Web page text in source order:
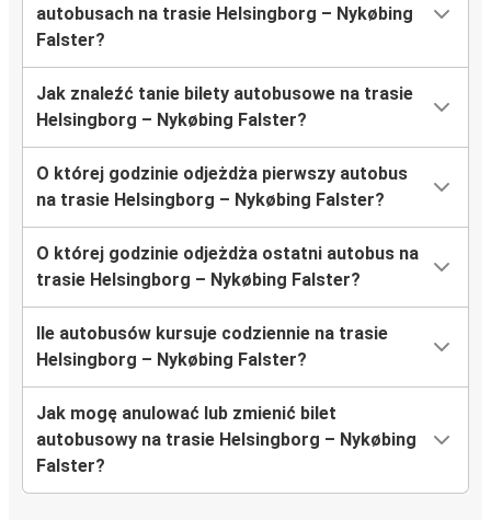
autobusach na trasie Helsingborg – Nykøbing
Falster?
Jak znaleźć tanie bilety autobusowe na trasie
Helsingborg – Nykøbing Falster?
O której godzinie odjeżdża pierwszy autobus
na trasie Helsingborg – Nykøbing Falster?
O której godzinie odjeżdża ostatni autobus na
trasie Helsingborg – Nykøbing Falster?
Ile autobusów kursuje codziennie na trasie
Helsingborg – Nykøbing Falster?
Jak mogę anulować lub zmienić bilet
autobusowy na trasie Helsingborg – Nykøbing
Falster?